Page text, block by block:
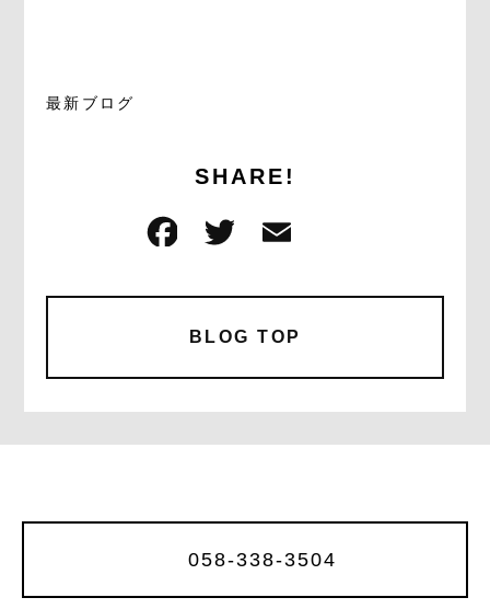
最新ブログ
SHARE!
F
c
e
b
o
o
T
it
te
r
ai
BLOG TOP
058-338-3504